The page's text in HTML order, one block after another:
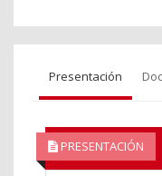
Presentación
PRESENTACIÓN